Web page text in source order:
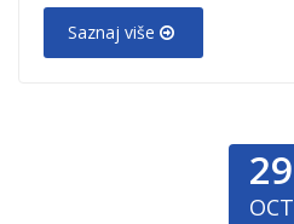
Saznaj više
29
OCT